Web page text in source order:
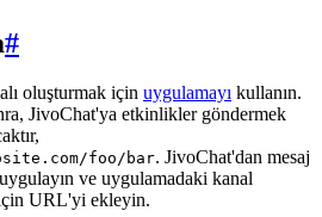
#
oluşturmak için uygulamayı kullanın.
JivoChat'ya etkinlikler göndermek
foo/bar. JivoChat'dan mesaj
ve uygulamadaki kanal
için URL'yi ekleyin.